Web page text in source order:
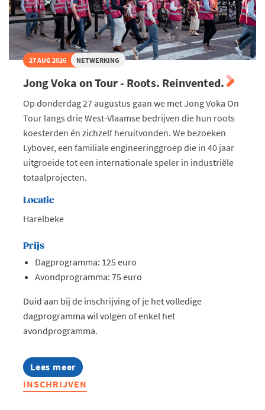
27 AUG 2026 NETWERKING
Jong Voka on Tour - Roots. Reinvented.
Op donderdag 27 augustus gaan we met Jong Voka On
Tour langs drie West-Vlaamse bedrijven die hun roots
koesterden én zichzelf heruitvonden. We bezoeken
Lybover, een familiale engineeringgroep die in 40 jaar
uitgroeide tot een internationale speler in industriële
totaalprojecten.
Locatie
Harelbeke
Prijs
Dagprogramma: 125 euro
Avondprogramma: 75 euro
Duid aan bij de inschrijving of je het volledige
dagprogramma wil volgen of enkel het
avondprogramma.
Lees meer
about
Jong
Voka
INSCHRIJVEN